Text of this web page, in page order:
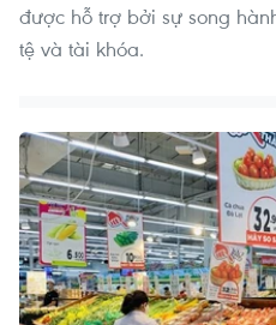
được hỗ trợ bởi sự song
tệ và tài khóa.